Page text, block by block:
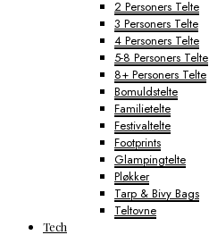
2 Personers Telte
3 Personers Telte
4 Personers Telte
5-8 Personers Telte
8+ Personers Telte
Bomuldstelte
Familietelte
Festivaltelte
Footprints
Glampingtelte
Pløkker
Tarp & Bivy Bags
Teltovne
Tech